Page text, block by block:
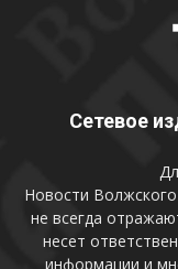
Сетевое
Новости
не всегда
несет
информации и